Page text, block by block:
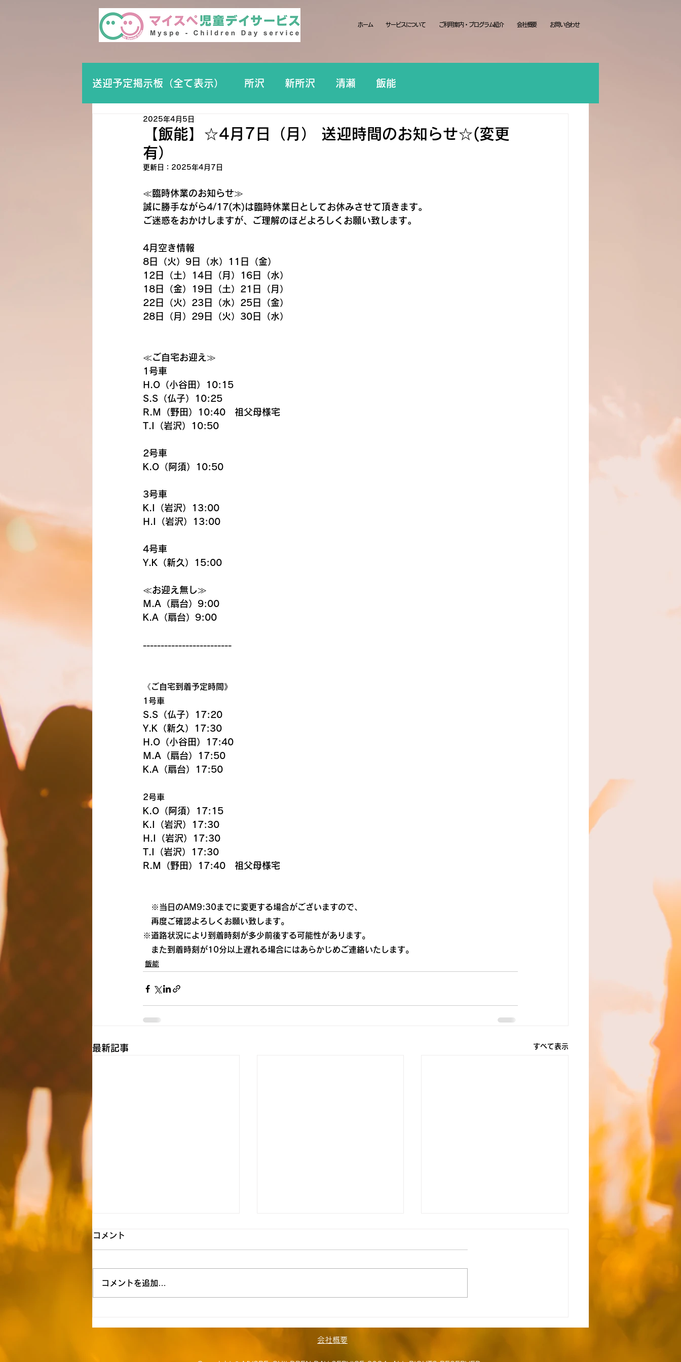
ホーム サービスについて ご利用案内・プログラム紹介 会社概要 お問い合わせ
送迎予定掲示板（全て表示） 所沢 新所沢 清瀬 飯能
【飯能】☆4月7日（月） 送迎時間のお知らせ☆(変更
有）
2025年4月5日
更新日： 2025年4月7日
≪臨時休業のお知らせ≫
誠に勝手ながら4/17(木)は臨時休業日としてお休みさせて頂きます。
ご迷惑をおかけしますが、ご理解のほどよろしくお願い致します。
4月空き情報
8日（火）9日（水）11日（金）
12日（土）14日（月）16日（水）
18日（金）19日（土）21日（月）
22日（火）23日（水）25日（金）
28日（月）29日（火）30日（水）
≪ご自宅お迎え≫
1号車
H.O（小谷田）10:15
S.S（仏子）10:25
R.M（野田）10:40　祖父母様宅
T.I（岩沢）10:50
2号車
K.O（阿須）10:50
3号車
K.I（岩沢）13:00
H.I（岩沢）13:00
4号車
Y.K（新久）15:00
≪お迎え無し≫
M.A（扇台）9:00
K.A（扇台）9:00
-------------------------
《ご自宅到着予定時間》
1号車
S.S（仏子）17:20
Y.K（新久）17:30
H.O（小谷田）17:40
M.A（扇台）17:50
K.A（扇台）17:50
2号車
K.O（阿須）17:15
K.I（岩沢）17:30
H.I（岩沢）17:30
T.I（岩沢）17:30
R.M（野田）17:40　祖父母様宅
※当日のAM9:30までに変更する場合がございますので、
再度ご確認よろしくお願い致します。
※道路状況により到着時刻が多少前後する可能性があります。
また到着時刻が10分以上遅れる場合にはあらかじめご連絡いたします。
飯能
最新記事 すべて表示
【飯能】☆8月7日（金） 送
迎時間のお知らせ☆
い為空きが出来次第ご連絡いたし
ます。 ≪ご自宅お迎え到着時間
迎時間のお知らせ☆
ます。 ≪ご自宅お迎え到着時間
屋）10:10 J.K（小谷田）
迎時間のお知らせ☆
ます。 ≪ご自宅お迎え到着時間
コメント
コメントを追加…
会社概要